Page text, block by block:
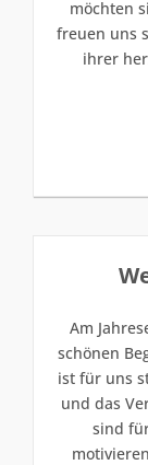
möchten
freuen uns
ihrer
Am
schönen
ist für uns
und das
sind